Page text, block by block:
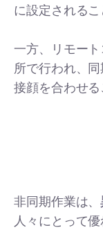
に設定されるこ
一方、リモー
所で行われ、
接顔を合わせる
非同期作業は、
人々にとって